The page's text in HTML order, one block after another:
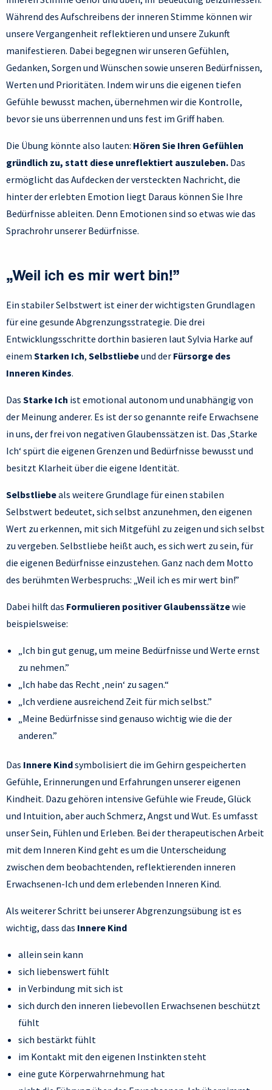
Während des Aufschreibens der inneren Stimme können wir
unsere Vergangenheit reflektieren und unsere Zukunft
manifestieren. Dabei begegnen wir unseren Gefühlen,
Gedanken, Sorgen und Wünschen sowie unseren Bedürfnissen,
Werten und Prioritäten. Indem wir uns die eigenen tiefen
Gefühle bewusst machen, übernehmen wir die Kontrolle,
bevor sie uns überrennen und uns fest im Griff haben.
Die Übung könnte also lauten: Hören Sie Ihren Gefühlen
gründlich zu, statt diese unreflektiert auszuleben. Das
ermöglicht das Aufdecken der versteckten Nachricht, die
hinter der erlebten Emotion liegt Daraus können Sie Ihre
Bedürfnisse ableiten. Denn Emotionen sind so etwas wie das
Sprachrohr unserer Bedürfnisse.
„Weil ich es mir wert bin!”
Ein stabiler Selbstwert ist einer der wichtigsten Grundlagen
für eine gesunde Abgrenzungsstrategie. Die drei
Entwicklungsschritte dorthin basieren laut Sylvia Harke auf
einem Starken Ich, Selbstliebeund der Fürsorge des
Inneren Kindes.
Das Starke Ich ist emotional autonom und unabhängig von
der Meinung anderer. Es ist der so genannte reife Erwachsene
in uns, der frei von negativen Glaubenssätzen ist. Das ‚Starke
Ich‘ spürt die eigenen Grenzen und Bedürfnisse bewusst und
besitzt Klarheit über die eigene Identität.
Selbstliebeals weitere Grundlage für einen stabilen
Selbstwert bedeutet, sich selbst anzunehmen, den eigenen
Wert zu erkennen, mit sich Mitgefühl zu zeigen und sich selbst
zu vergeben. Selbstliebe heißt auch, es sich wert zu sein, für
die eigenen Bedürfnisse einzustehen. Ganz nach dem Motto
des berühmten Werbespruchs: „Weil ich es mir wert bin!”
Dabei hilft das Formulieren positiver Glaubenssätzewie
beispielsweise:
„Ich bin gut genug, um meine Bedürfnisse und Werte ernst
zu nehmen.”
„Ich habe das Recht ‚nein‘ zu sagen.“
„Ich verdiene ausreichend Zeit für mich selbst.”
„Meine Bedürfnisse sind genauso wichtig wie die der
anderen.”
Das Innere Kindsymbolisiert die im Gehirn gespeicherten
Gefühle, Erinnerungen und Erfahrungen unserer eigenen
Kindheit. Dazu gehören intensive Gefühle wie Freude, Glück
und Intuition, aber auch Schmerz, Angst und Wut. Es umfasst
unser Sein, Fühlen und Erleben. Bei der therapeutischen Arbeit
mit dem Inneren Kind geht es um die Unterscheidung
zwischen dem beobachtenden, reflektierenden inneren
Erwachsenen-Ich und dem erlebenden Inneren Kind.
Als weiterer Schritt bei unserer Abgrenzungsübung ist es
wichtig, dass das Innere Kind
allein sein kann
sich liebenswert fühlt
in Verbindung mit sich ist
sich durch den inneren liebevollen Erwachsenen beschützt
fühlt
sich bestärkt fühlt
im Kontakt mit den eigenen Instinkten steht
eine gute Körperwahrnehmung hat